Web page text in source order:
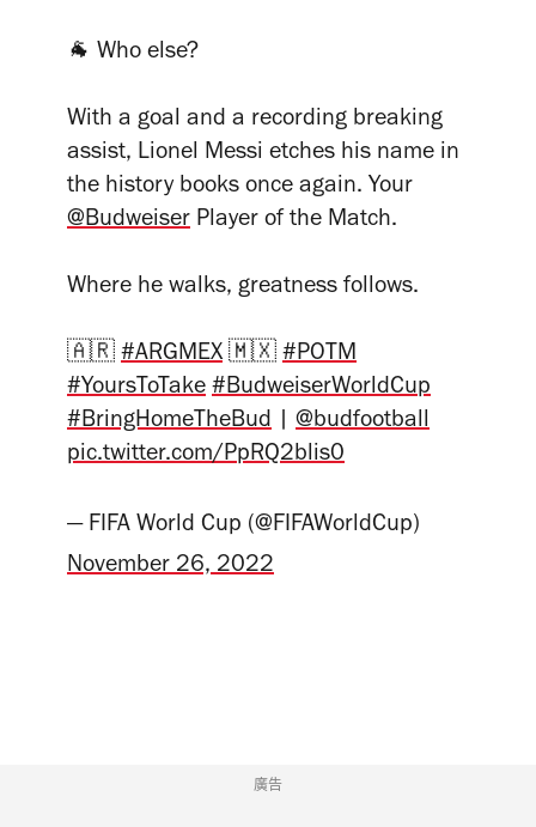
🐐 Who else?
With a goal and a recording breaking
assist, Lionel Messi etches his name in
the history books once again. Your
@Budweiser Player of the Match.
Where he walks, greatness follows.
🇦🇷 #ARGMEX 🇲🇽 #POTM
#YoursToTake #BudweiserWorldCup
#BringHomeTheBud
@budfootball
pic.twitter.com/PpRQ2blis0
— FIFA World Cup (@FIFAWorldCup)
November 26, 2022
廣告